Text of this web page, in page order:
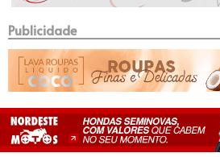
Publicidade